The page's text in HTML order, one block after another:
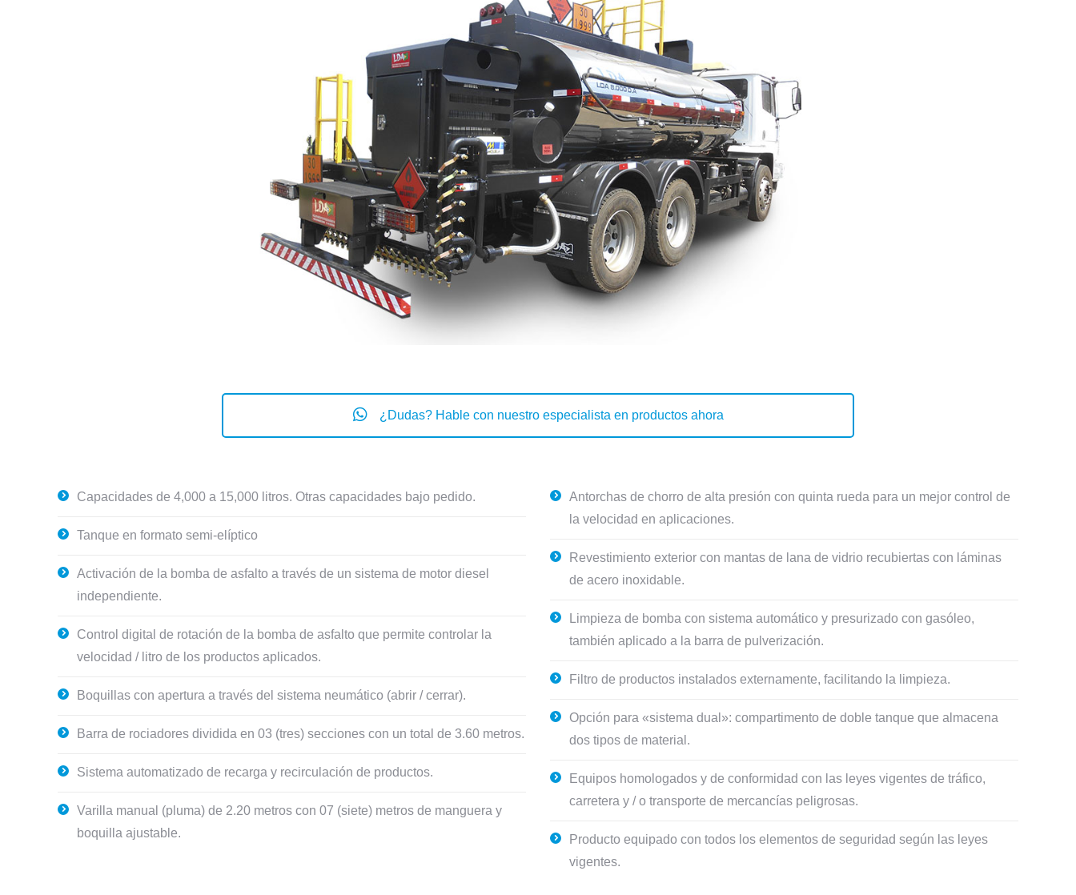
¿Dudas? Hable con nuestro especialista en productos ahora
Capacidades de 4,000 a 15,000 litros. Otras capacidades bajo pedido.
Tanque en formato semi-elíptico
Activación de la bomba de asfalto a través de un sistema de motor diesel
independiente.
Control digital de rotación de la bomba de asfalto que permite controlar la
velocidad / litro de los productos aplicados.
Boquillas con apertura a través del sistema neumático (abrir / cerrar).
Barra de rociadores dividida en 03 (tres) secciones con un total de 3.60 metros.
Sistema automatizado de recarga y recirculación de productos.
Varilla manual (pluma) de 2.20 metros con 07 (siete) metros de manguera y
boquilla ajustable.
Antorchas de chorro de alta presión con quinta rueda para un mejor control de
la velocidad en aplicaciones.
Revestimiento exterior con mantas de lana de vidrio recubiertas con láminas
de acero inoxidable.
Limpieza de bomba con sistema automático y presurizado con gasóleo,
también aplicado a la barra de pulverización.
Filtro de productos instalados externamente, facilitando la limpieza.
Opción para «sistema dual»: compartimento de doble tanque que almacena
dos tipos de material.
Equipos homologados y de conformidad con las leyes vigentes de tráfico,
carretera y / o transporte de mercancías peligrosas.
Producto equipado con todos los elementos de seguridad según las leyes
vigentes.